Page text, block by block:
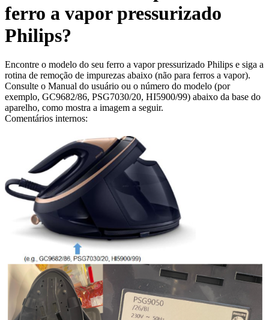
ferro a vapor pressurizado
Philips?
Encontre o modelo do seu ferro a vapor pressurizado Philips e siga a
rotina de remoção de impurezas abaixo (não para ferros a vapor).
Consulte o Manual do usuário ou o número do modelo (por
exemplo, GC9682/86, PSG7030/20, HI5900/99) abaixo da base do
aparelho, como mostra a imagem a seguir.
Comentários internos: